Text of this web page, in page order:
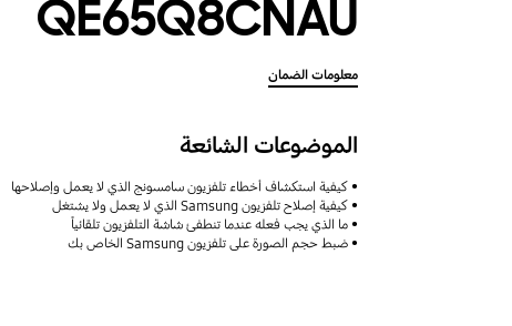
QE65Q8CNAU
معلومات الضمان
الموضوعات الشائعة
كيفية استكشاف أخطاء تلفزيون سامسونج الذي لا يعمل وإصلاحها
كيفية إصلاح تلفزيون Samsung الذي لا يعمل ولا يشتغل
ما الذي يجب فعله عندما تنطفئ شاشة التلفزيون تلقائياً
ضبط حجم الصورة على تلفزيون Samsung الخاص بك